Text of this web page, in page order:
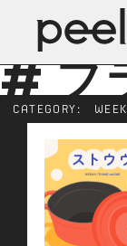
# フ
CATEGORY: